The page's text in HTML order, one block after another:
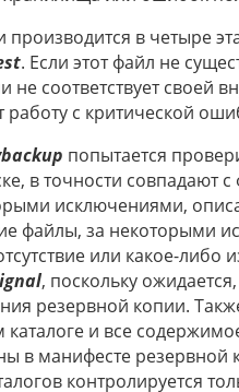
в четыре
. Если этот файл не
соответствует своей
работу с критической
попытается
в точности совпадают
исключениями,
файлы, за некоторыми
или какое-либо
, поскольку
резервной копии.
каталоге и все
в манифесте
контролируется